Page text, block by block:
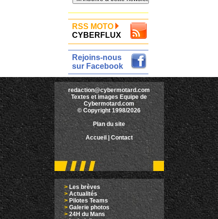
RSS MOTO
CYBERFLUX
Rejoins-nous
sur Facebook
redaction@cybermotard.com
Textes et images Equipe de
Cybermotard.com
© Copyright 1998/2026
Plan du site
Accueil |Contact
>Les brèves
> Actualités
> Pilotes Teams
>Galerie photos
>24H du Mans